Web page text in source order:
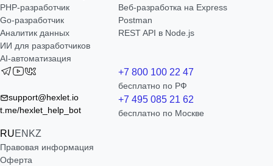
РНР-разработчик
Go-разработчик
Аналитик данных
ИИ для разработчиков
AI-автоматизация
Веб-разработка на Express
Postman
REST API в Node.js
support@hexlet.io
t.me/hexlet_help_bot
RUEN KZ
+7 800 100 22 47
бесплатно по РФ
+7 495 085 21 62
бесплатно по Москве
Правовая информация
Оферта